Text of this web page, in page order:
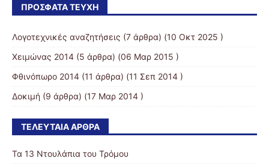
ΠΡΌΣΦΑΤΑ ΤΕΎΧΗ
Λογοτεχνικές αναζητήσεις (7 άρθρα) (10 Οκτ 2025 )
Χειμώνας 2014 (5 άρθρα) (06 Μαρ 2015 )
Φθινόπωρο 2014 (11 άρθρα) (11 Σεπ 2014 )
Δοκιμή (9 άρθρα) (17 Μαρ 2014 )
ΤΕΛΕΥΤΑΊΑ ΆΡΘΡΑ
Τα 13 Ντουλάπια του Τρόμου